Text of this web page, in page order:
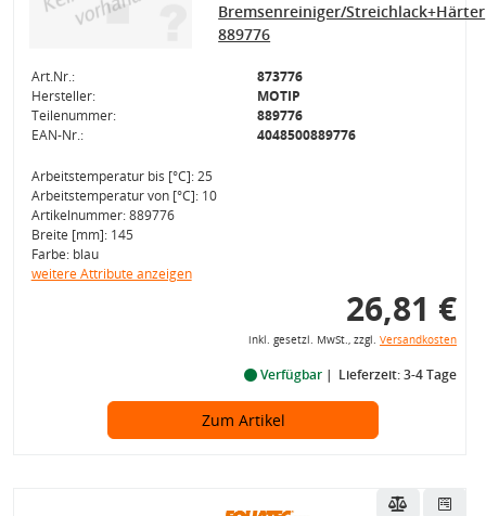
Bremsenreiniger/Streichlack+Härter
889776
Art.Nr.:
873776
Hersteller:
MOTIP
Teilenummer:
889776
EAN-Nr.:
4048500889776
Arbeitstemperatur bis [°C]: 25
Arbeitstemperatur von [°C]: 10
Artikelnummer: 889776
Breite [mm]: 145
Farbe: blau
weitere Attribute anzeigen
26,81 €
inkl. gesetzl. MwSt., zzgl. Versandkosten
Verfügbar Lieferzeit: 3-4 Tage
Zum Artikel